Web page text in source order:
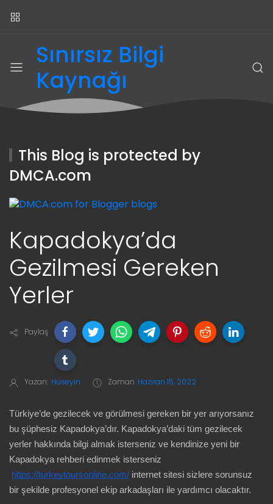
Sınırsız Bilgi
Kaynağı
This Blog is protected by
DMCA.com
Kapadokya’da
Gezilmesi Gereken
Yerler
Paylaş
Yazan: Hüseyin Zaman Haziran 15, 2022
Türkiye’de gezilecek ve görülmesi gereken bir yer arıyorsanız
bu şüphesiz Kapadokya’dır. Kapadokya’daki tüm gezilecek
yerler hakkında bilgi almak isterseniz ve kendinize yeni bir
Kapadokya rehberi edinmek isterseniz
https://turkeytoursonline.com/ internet sitesi sizlere sorunsuz
bir şekilde profesyonel ekip arkadaşları ile yardımcı olacaktır.